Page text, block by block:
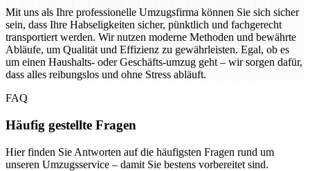
Mit uns als Ihre professionelle Umzugsfirma können Sie sich sicher
sein, dass Ihre Habseligkeiten sicher, pünktlich und fachgerecht
transportiert werden. Wir nutzen moderne Methoden und bewährte
Abläufe, um Qualität und Effizienz zu gewährleisten. Egal, ob es
um einen Haushalts- oder Geschäfts-umzug geht – wir sorgen dafür,
dass alles reibungslos und ohne Stress abläuft.
FAQ
Häufig gestellte Fragen
Hier finden Sie Antworten auf die häufigsten Fragen rund um
unseren Umzugsservice – damit Sie bestens vorbereitet sind.